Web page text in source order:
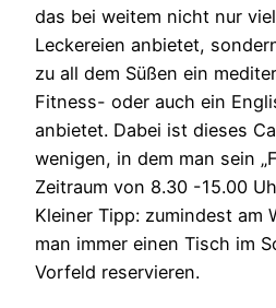
das bei weitem nicht nur
Leckereien anbietet,
zu all dem Süßen ein
Fitness- oder auch ein
anbietet. Dabei ist dieses
wenigen, in dem man sein
Zeitraum von 8.30 -15.00
Kleiner Tipp: zumindest am
man immer einen Tisch im
Vorfeld reservieren.